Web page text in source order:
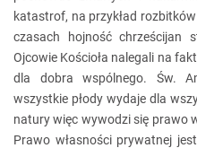
katastrof, na przykład
czasach hojność chrześcijan
Ojcowie Kościoła nalegali na
dla dobra wspólnego. Św.
wszystkie płody wydaje dla
natury więc wywodzi się prawo
Prawo własności prywatnej